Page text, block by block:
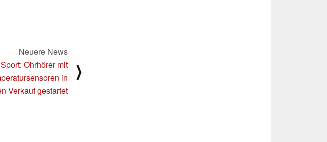
Neuere News
Ohrhörer mit
in
Verkauf gestartet
⟩